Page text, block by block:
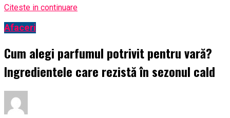
Citeste in continuare
Afaceri
Cum alegi parfumul potrivit pentru vară?
Ingredientele care rezistă în sezonul cald